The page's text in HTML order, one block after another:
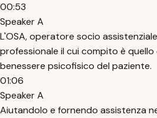
00:53
Speaker A
L'OSA, operatore socio
professionale il cui compito è
benessere psicofisico del paziente.
01:06
Speaker A
Aiutandolo e fornendo assistenza